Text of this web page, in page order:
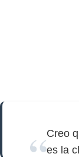
Creo
es la